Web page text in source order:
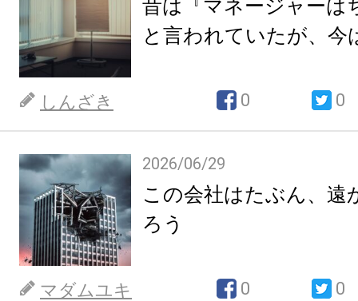
昔は『マネージャーは
と言われていたが、今
しんざき 0 0
2026/06/29
この会社はたぶん、遠
ろう
マダムユキ 0 0